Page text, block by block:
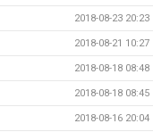
2018-08-23 20:23
2018-08-21 10:27
2018-08-18 08:48
2018-08-18 08:45
2018-08-16 20:04